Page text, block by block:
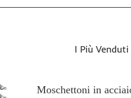
I Più Venduti